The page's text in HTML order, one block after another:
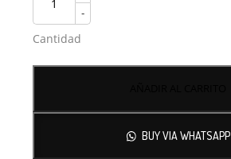
-
Cantidad
BUY VIA WHATSAPP